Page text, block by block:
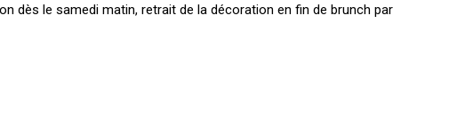
dès le samedi matin, retrait de la décoration en fin de brunch par